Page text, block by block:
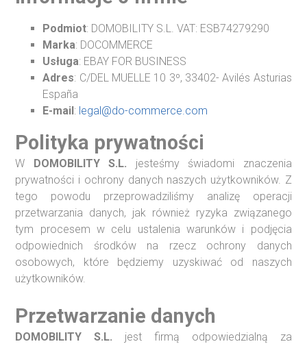
Podmiot: DOMOBILITY S.L. VAT: ESB74279290
Marka: DOCOMMERCE
Usługa: EBAY FOR BUSINESS
Adres: C/DEL MUELLE 10 3º, 33402- Avilés Asturias
España
E-mail: legal@do-commerce.com
Polityka prywatności
W DOMOBILITY S.L. jesteśmy świadomi znaczenia
prywatności i ochrony danych naszych użytkowników. Z
tego powodu przeprowadziliśmy analizę operacji
przetwarzania danych, jak również ryzyka związanego
tym procesem w celu ustalenia warunków i podjęcia
odpowiednich środków na rzecz ochrony danych
osobowych, które będziemy uzyskiwać od naszych
użytkowników.
Przetwarzanie danych
DOMOBILITY S.L. jest firmą odpowiedzialną za